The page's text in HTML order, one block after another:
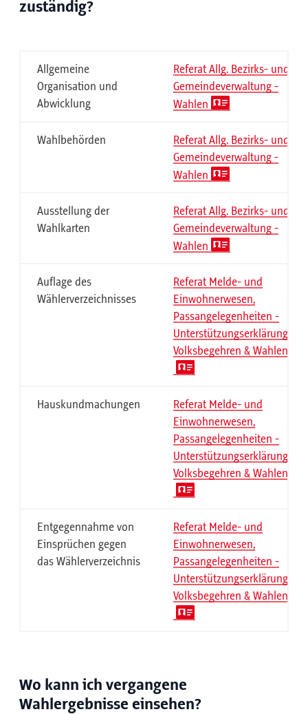
zuständig?
Allgemeine
Organisation und
Abwicklung
Referat Allg. Bezirks- und
Gemeindeverwaltung -
Wahlen
Wahlbehörden
Referat Allg. Bezirks- und
Gemeindeverwaltung -
Wahlen
Ausstellung der
Wahlkarten
Referat Allg. Bezirks- und
Gemeindeverwaltung -
Wahlen
Auflage des
Wählerverzeichnisses
Referat Melde- und
Einwohnerwesen,
Passangelegenheiten -
Unterstützungserklärungen
Volksbegehren & Wahlen
Hauskundmachungen
Referat Melde- und
Einwohnerwesen,
Passangelegenheiten -
Unterstützungserklärungen
Volksbegehren & Wahlen
Entgegennahme von
Einsprüchen gegen
das Wählerverzeichnis
Referat Melde- und
Einwohnerwesen,
Passangelegenheiten -
Unterstützungserklärungen
Volksbegehren & Wahlen
Wo kann ich vergangene
Wahlergebnisse einsehen?